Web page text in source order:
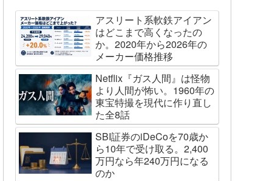
アスリート系軟鉄アイアン
はどこまで高くなったの
か。2020年から2026年の
メーカー価格推移
Netflix『ガス人間』は怪物
より人間が怖い。1960年の
東宝特撮を現代に作り直し
た全8話
SBI証券のiDeCoを70歳か
ら10年で受け取る。2,400
万円なら年240万円になる
のか